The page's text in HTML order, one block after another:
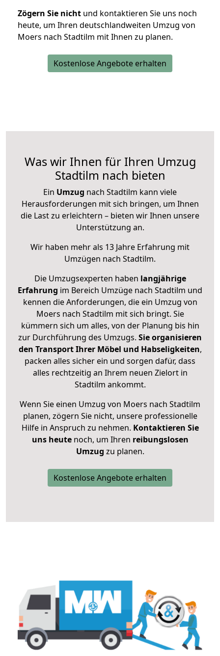
Zögern Sie nicht und kontaktieren Sie uns noch
heute, um Ihren deutschlandweiten Umzug von
Moers nach Stadtilm mit Ihnen zu planen.
Kostenlose Angebote erhalten
Was wir Ihnen für Ihren Umzug
Stadtilm nach bieten
Ein Umzug nach Stadtilm kann viele
Herausforderungen mit sich bringen, um Ihnen
die Last zu erleichtern – bieten wir Ihnen unsere
Unterstützung an.
Wir haben mehr als 13 Jahre Erfahrung mit
Umzügen nach Stadtilm.
Die Umzugsexperten haben langjährige
Erfahrung im Bereich Umzüge nach Stadtilm und
kennen die Anforderungen, die ein Umzug von
Moers nach Stadtilm mit sich bringt. Sie
kümmern sich um alles, von der Planung bis hin
zur Durchführung des Umzugs. Sie organisieren
den Transport Ihrer Möbel und Habseligkeiten,
packen alles sicher ein und sorgen dafür, dass
alles rechtzeitig an Ihrem neuen Zielort in
Stadtilm ankommt.
Wenn Sie einen Umzug von Moers nach Stadtilm
planen, zögern Sie nicht, unsere professionelle
Hilfe in Anspruch zu nehmen. Kontaktieren Sie
uns heutenoch, um Ihren reibungslosen
Umzug zu planen.
Kostenlose Angebote erhalten